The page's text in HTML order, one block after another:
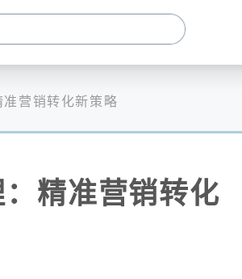
准营销转化新策略
精准营销转化